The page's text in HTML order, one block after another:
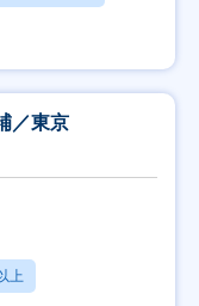
／東京
上